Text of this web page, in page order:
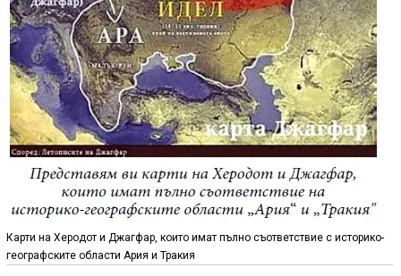
Карти на Херодот и Джагфар, които имат пълно съответствие с историко-
географските области Ария и Тракия